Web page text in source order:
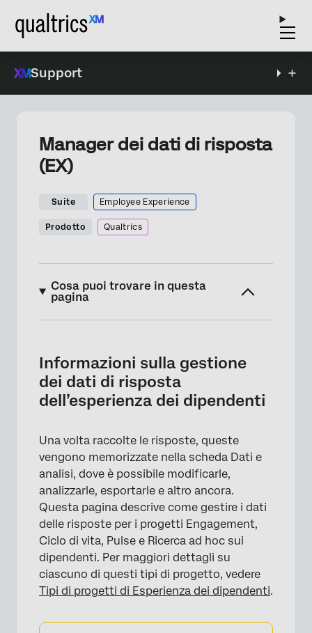
Support
Manager dei dati di risposta
(EX)
Suite Employee Experience
Prodotto Qualtrics
Cosa puoi trovare in questa
pagina
Risposte registrate
Risposte di modifica
FAQs
Informazioni sulla gestione
dei dati di risposta
dell’esperienza dei dipendenti
Una volta raccolte le risposte, queste
vengono memorizzate nella scheda Dati e
analisi, dove è possibile modificarle,
analizzarle, esportarle e altro ancora.
Questa pagina descrive come gestire i dati
delle risposte per i progetti Engagement,
Ciclo di vita, Pulse e Ricerca ad hoc sui
dipendenti. Per maggiori dettagli su
ciascuno di questi tipi di progetto, vedere
Tipi di progetti di Esperienza dei dipendenti.